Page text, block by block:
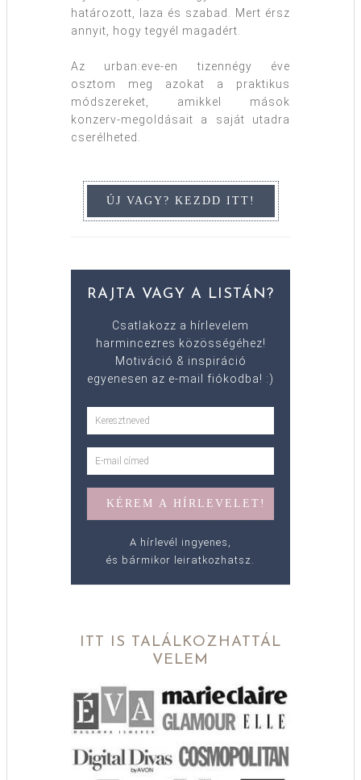
határozott, laza és szabad. Mert érsz
annyit, hogy tegyél magadért.
Az urban:eve-en tizennégy éve
osztom meg azokat a praktikus
módszereket, amikkel mások
konzerv-megoldásait a saját utadra
cserélheted.
RAJTA VAGY A LISTÁN?
Csatlakozz a hírlevelem
harmincezres közösségéhez!
Motiváció & inspiráció
egyenesen az e-mail fiókodba! :)
A hírlevél ingyenes,
és bármikor leiratkozhatsz.
ITT IS TALÁLKOZHATTÁL
VELEM